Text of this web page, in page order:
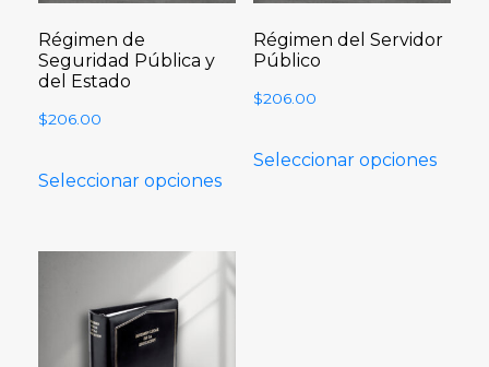
Régimen de
Seguridad Pública y
del Estado
$206.00
Seleccionar opciones
Régimen del Servidor
Público
$206.00
Seleccionar opciones